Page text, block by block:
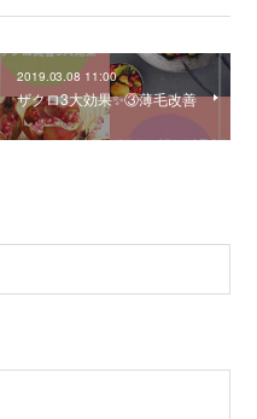
2019.03.08 11:00
ザクロ3大効果✨③薄毛改善